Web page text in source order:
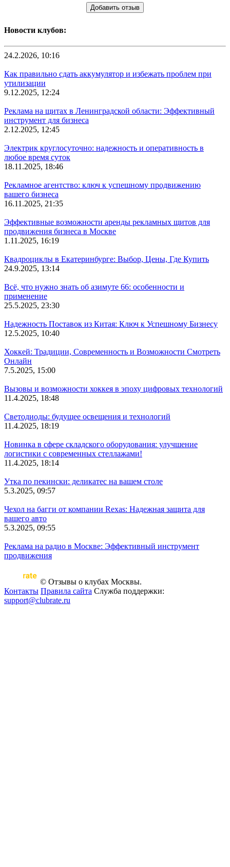
Добавить отзыв
Новости клубов:
24.2.2026, 10:16
Как правильно сдать аккумулятор и избежать проблем при
утилизации
9.12.2025, 12:24
Реклама на щитах в Ленинградской области: Эффективный
инструмент для бизнеса
2.12.2025, 12:45
Электрик круглосуточно: надежность и оперативность в
любое время суток
18.11.2025, 18:46
Рекламное агентство: ключ к успешному продвижению
вашего бизнеса
16.11.2025, 21:35
Эффективные возможности аренды рекламных щитов для
продвижения бизнеса в Москве
1.11.2025, 16:19
Квадроциклы в Екатеринбурге: Выбор, Цены, Где Купить
24.9.2025, 13:14
Всё, что нужно знать об азимуте 66: особенности и
применение
25.5.2025, 23:30
Надежность Поставок из Китая: Ключ к Успешному Бизнесу
12.5.2025, 10:40
Хоккей: Традиции, Современность и Возможности Смотреть
Онлайн
7.5.2025, 15:00
Вызовы и возможности хоккея в эпоху цифровых технологий
11.4.2025, 18:48
Светодиоды: будущее освещения и технологий
11.4.2025, 18:19
Новинка в сфере складского оборудования: улучшение
логистики с современных стеллажами!
11.4.2025, 18:14
Утка по пекински: деликатес на вашем столе
5.3.2025, 09:57
Чехол на багги от компании Rexas: Надежная защита для
вашего авто
5.3.2025, 09:55
Реклама на радио в Москве: Эффективный инструмент
продвижения
© Отзывы о клубах Москвы.
Контакты Правила сайта Служба поддержки:
support@clubrate.ru